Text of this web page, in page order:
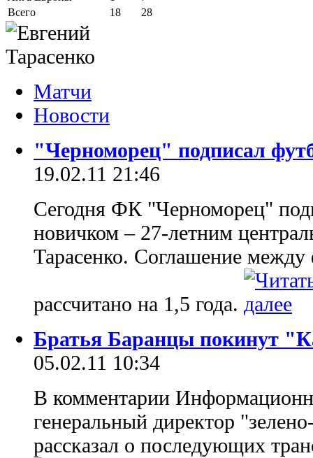
Всего
18 28
Матчи
Новости
"Черноморец" подписал
19.02.11 21:46
Сегодня ФК "Черноморец"
новичком – 27-летним
Тарасенко. Соглашение
рассчитано на 1,5 года.
Братья Баранцы покинут
05.02.11 10:34
В комментарии
генеральный директор
рассказал о последующих